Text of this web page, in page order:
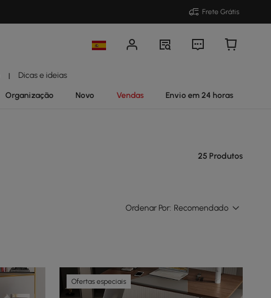
Frete Grátis
| Dicas e ideias
Organização Novo Vendas Envio em 24 horas
25 Produtos
Ordenar Por: Recomendado
Ofertas especiais